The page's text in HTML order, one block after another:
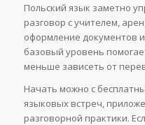
Польский язык заметно
разговор с учителем,
оформление документов
базовый уровень
меньше зависеть от
Начать можно с
языковых встреч,
разговорной практики.